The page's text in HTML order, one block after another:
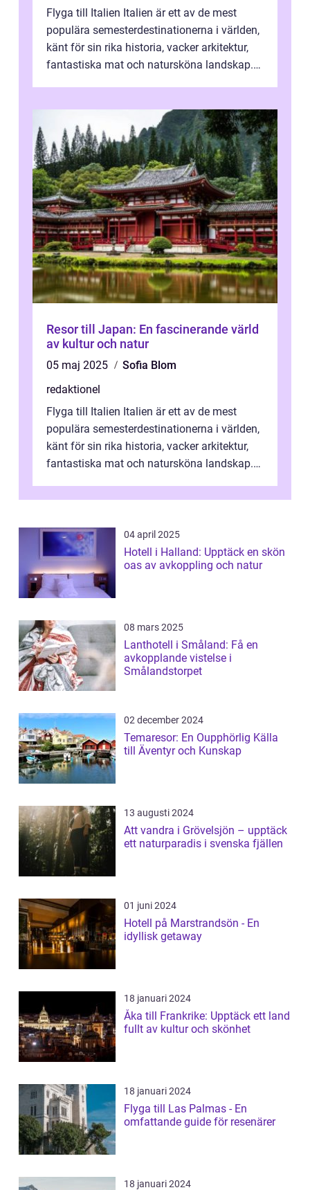
Flyga till Italien Italien är ett av de mest
populära semesterdestinationerna i världen,
känt för sin rika historia, vacker arkitektur,
fantastiska mat och natursköna landskap.
Resor till Japan: En fascinerande värld
av kultur och natur
05 maj 2025
Sofia Blom
redaktionel
Flyga till Italien Italien är ett av de mest
populära semesterdestinationerna i världen,
känt för sin rika historia, vacker arkitektur,
fantastiska mat och natursköna landskap.
04 april 2025
Hotell i Halland: Upptäck en skön
oas av avkoppling och natur
08 mars 2025
Lanthotell i Småland: Få en
avkopplande vistelse i
Smålandstorpet
02 december 2024
Temaresor: En Oupphörlig Källa
till Äventyr och Kunskap
13 augusti 2024
Att vandra i Grövelsjön – upptäck
ett naturparadis i svenska fjällen
01 juni 2024
Hotell på Marstrandsön - En
idyllisk getaway
18 januari 2024
Åka till Frankrike: Upptäck ett land
fullt av kultur och skönhet
18 januari 2024
Flyga till Las Palmas - En
omfattande guide för resenärer
18 januari 2024